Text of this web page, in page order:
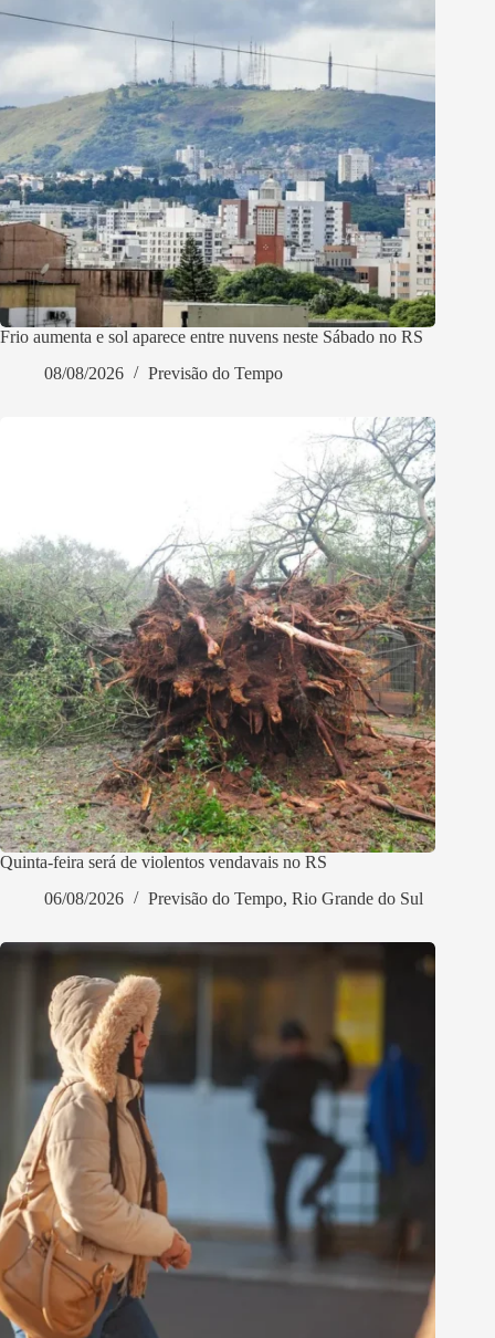
Frio aumenta e sol aparece entre nuvens neste Sábado no RS
08/08/2026
Previsão do Tempo
Quinta-feira será de violentos vendavais no RS
06/08/2026
Previsão do Tempo, Rio Grande do Sul